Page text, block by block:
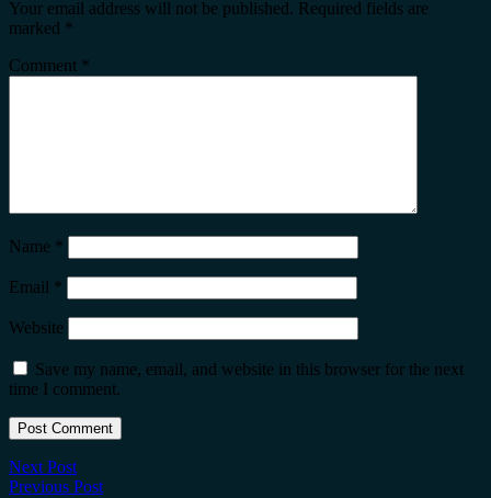
Your email address will not be published. Required fields are
marked *
Comment *
Name *
Email *
Website
Save my name, email, and website in this browser for the next
time I comment.
Next Post
Previous Post